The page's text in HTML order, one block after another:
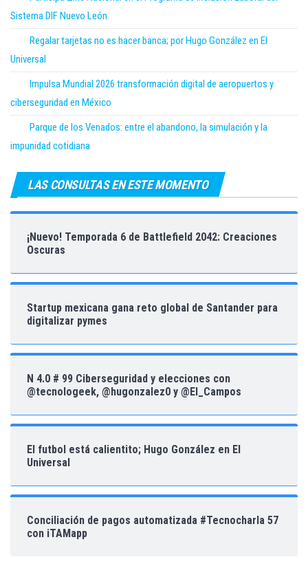
Sistema DIF Nuevo León
Regalar tarjetas no es hacer banca; por Hugo González en El
Universal
Impulsa Mundial 2026 transformación digital de aeropuertos y
ciberseguridad en México
Parque de los Venados: entre el abandono, la simulación y la
impunidad cotidiana
LAS CONSULTAS EN ESTE MOMENTO
¡Nuevo! Temporada 6 de Battlefield 2042: Creaciones
Oscuras
Startup mexicana gana reto global de Santander para
digitalizar pymes
N 4.0 # 99 Ciberseguridad y elecciones con
@tecnologeek, @hugonzalez0 y @El_Campos
El futbol está calientito; Hugo González en El
Universal
Conciliación de pagos automatizada #Tecnocharla 57
con iTAMapp